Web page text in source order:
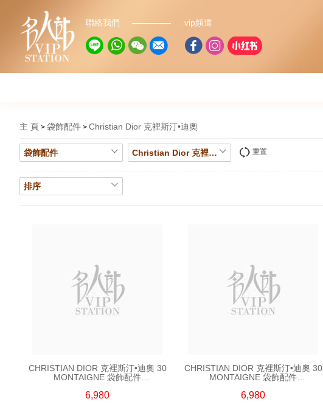
聯絡我們 vip頻道
主 頁 袋飾配件 Christian Dior 克裡斯汀•迪奧
袋飾配件 Christian Dior 克裡斯汀•迪奧 重置
排序
CHRISTIAN DIOR 克裡斯汀•迪奧 30
MONTAIGNE 袋飾配件
6,980
CHRISTIAN DIOR 克裡斯汀•迪奧 30
MONTAIGNE 袋飾配件
6,980